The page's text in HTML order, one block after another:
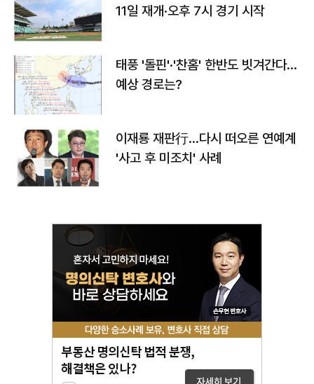
11일 재개·오후 7시 경기 시작
태풍 '돌핀'·'찬홈' 한반도 빗겨간다…
예상 경로는?
이재룡 재판行…다시 떠오른 연예계
'사고 후 미조치' 사례